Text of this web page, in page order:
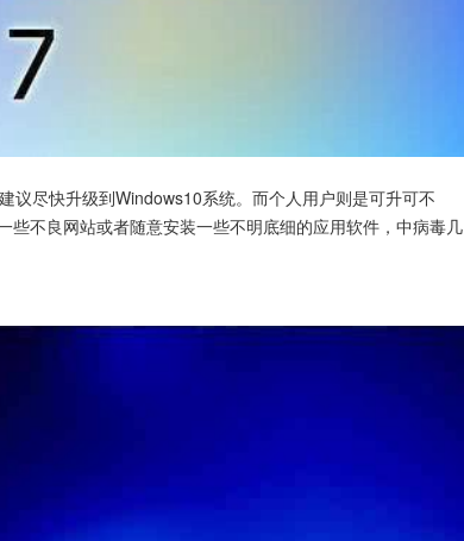
议尽快升级到Windows10系统。而个人用户则是可升可不
不良网站或者随意安装一些不明底细的应用软件，中病毒几